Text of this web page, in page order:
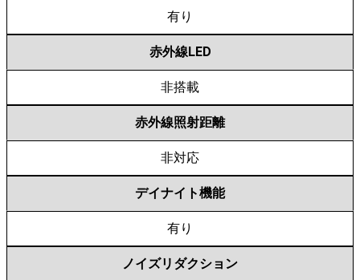
有り
赤外線LED
非搭載
赤外線照射距離
非対応
デイナイト機能
有り
ノイズリダクション